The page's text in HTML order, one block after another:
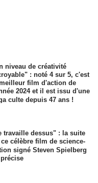
niveau de créativité
: noté 4 sur 5, c'est
film d'action de
2024 et il est issu d'une
culte depuis 47 ans !
travaille dessus" : la suite
célèbre film de science-
signé Steven Spielberg